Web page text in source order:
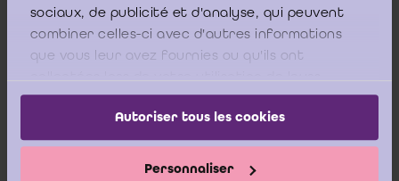
sociaux, de publicité et d'analyse, qui peuvent
combiner celles-ci avec d'autres informations
que vous leur avez fournies ou qu'ils ont
services.
Autoriser tous les cookies
Personnaliser
Quant à la question concernant l’émission d’un
éventuel rapport de carence, l’ICCI renvoie à l’article
3:74 du CSA, qui énonce ce qui suit :
Les commissaires rédigent à propos des comptes annuels un